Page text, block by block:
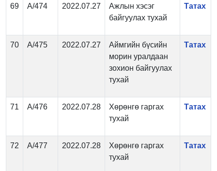
69 А/474 2022.07.27
Ажлын хэсэг
байгуулах тухай
Татах
70 А/475 2022.07.27
Аймгийн бүсийн
морин уралдаан
зохион байгуулах
тухай
Татах
71 А/476 2022.07.28
Хөрөнгө гаргах
тухай
Татах
72 А/477 2022.07.28
Хөрөнгө гаргах
тухай
Татах